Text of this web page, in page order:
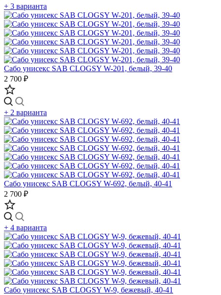
+ 3 варианта
Сабо унисекс SAB CLOGSY W-201, белый, 39-40
2 700 ₽
+ 2 варианта
Сабо унисекс SAB CLOGSY W-692, белый, 40-41
2 700 ₽
+ 4 варианта
Сабо унисекс SAB CLOGSY W-9, бежевый, 40-41